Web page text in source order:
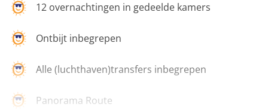
12 overnachtingen in gedeelde kamers
Ontbijt inbegrepen
Alle (luchthaven)transfers inbegrepen
Panorama Route